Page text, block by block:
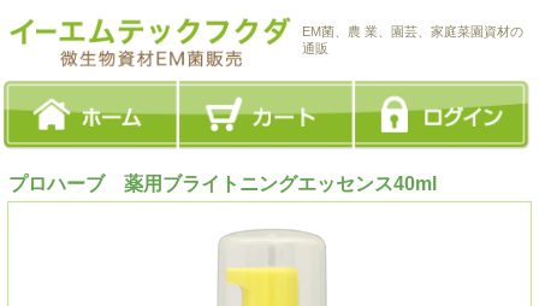
EM菌、農 業、園芸、家庭菜園資材の
通販
プロハーブ 薬用ブライトニングエッセンス40ml